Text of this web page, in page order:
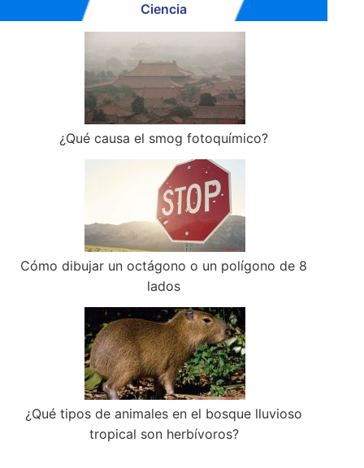
Ciencia
¿Qué causa el smog fotoquímico?
Cómo dibujar un octágono o un polígono de 8
lados
¿Qué tipos de animales en el bosque lluvioso
tropical son herbívoros?